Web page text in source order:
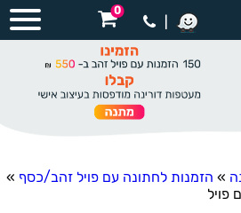
0
» הזמנות לחתונה עם פויל זהב/כסף »
פויל